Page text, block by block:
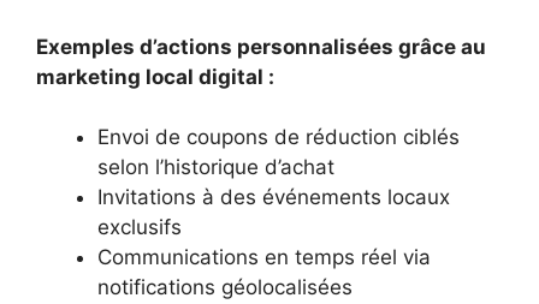
Exemples d’actions personnalisées grâce au
marketing local digital :
Envoi de coupons de réduction ciblés
selon l’historique d’achat
Invitations à des événements locaux
exclusifs
Communications en temps réel via
notifications géolocalisées